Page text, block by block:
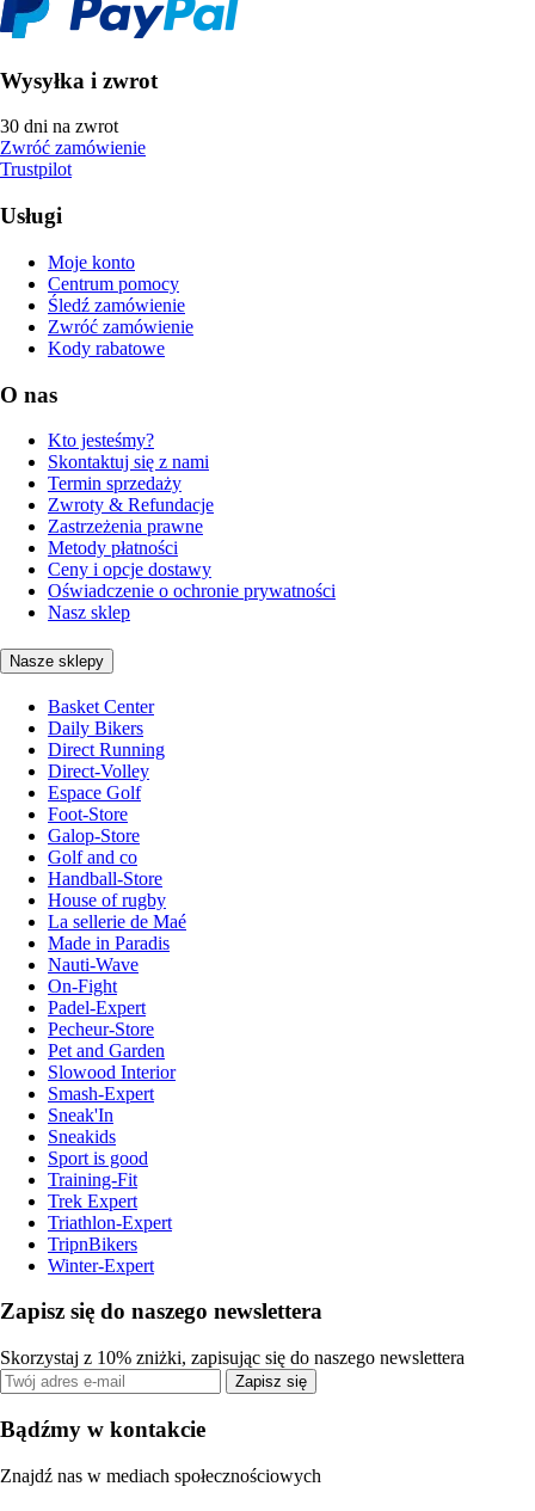
Wysyłka i zwrot
30 dni na zwrot
Zwróć zamówienie
Trustpilot
Usługi
Moje konto
Centrum pomocy
Śledź zamówienie
Zwróć zamówienie
Kody rabatowe
O nas
Kto jesteśmy?
Skontaktuj się z nami
Termin sprzedaży
Zwroty & Refundacje
Zastrzeżenia prawne
Metody płatności
Ceny i opcje dostawy
Oświadczenie o ochronie prywatności
Nasz sklep
Nasze sklepy
Basket Center
Daily Bikers
Direct Running
Direct-Volley
Espace Golf
Foot-Store
Galop-Store
Golf and co
Handball-Store
House of rugby
La sellerie de Maé
Made in Paradis
Nauti-Wave
On-Fight
Padel-Expert
Pecheur-Store
Pet and Garden
Slowood Interior
Smash-Expert
Sneak'In
Sneakids
Sport is good
Training-Fit
Trek Expert
Triathlon-Expert
TripnBikers
Winter-Expert
Zapisz się do naszego newslettera
Skorzystaj z 10% zniżki, zapisując się do naszego newslettera
Zapisz się
Bądźmy w kontakcie
Znajdź nas w mediach społecznościowych